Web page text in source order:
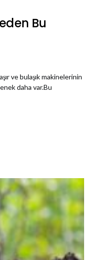
Bu
ve bulaşık makinelerinin
daha var.Bu